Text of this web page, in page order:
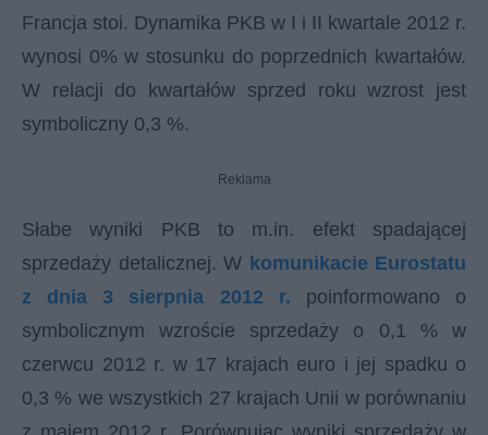
Francja stoi. Dynamika PKB w I i II kwartale 2012 r.
wynosi 0% w stosunku do poprzednich kwartałów.
W relacji do kwartałów sprzed roku wzrost jest
symboliczny 0,3 %.
Reklama
Słabe wyniki PKB to m.in. efekt spadającej
sprzedaży detalicznej. W komunikacie Eurostatu
z dnia 3 sierpnia 2012 r. poinformowano o
symbolicznym wzroście sprzedaży o 0,1 % w
czerwcu 2012 r. w 17 krajach euro i jej spadku o
0,3 % we wszystkich 27 krajach Unii w porównaniu